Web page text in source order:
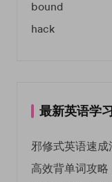
bound
hack
最新英语学
邪修式英语速成
高效背单词攻略